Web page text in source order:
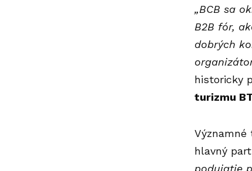
„BCB sa
B2B fór,
dobrých
historicky
turizmu
Významné
hlavný
podujatie